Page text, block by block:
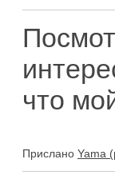
что
Прислано Yama